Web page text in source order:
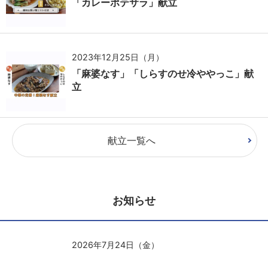
2023年12月25日（月）
「麻婆なす」「しらすのせ冷ややっこ」献
立
献立一覧へ
お知らせ
2026年7月24日（金）